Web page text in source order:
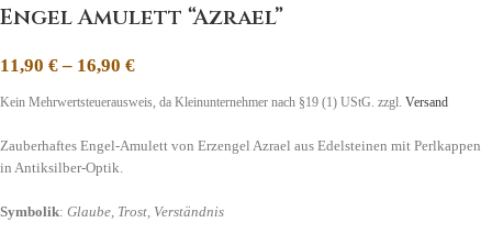
Engel Amulett “Azrael”
11,90 €– 16,90 €
Kein Mehrwertsteuerausweis, da Kleinunternehmer nach §19 (1) UStG. zzgl. Versand
Zauberhaftes Engel-Amulett von Erzengel Azrael aus Edelsteinen mit Perlkappen
in Antiksilber-Optik.
Symbolik: Glaube, Trost, Verständnis